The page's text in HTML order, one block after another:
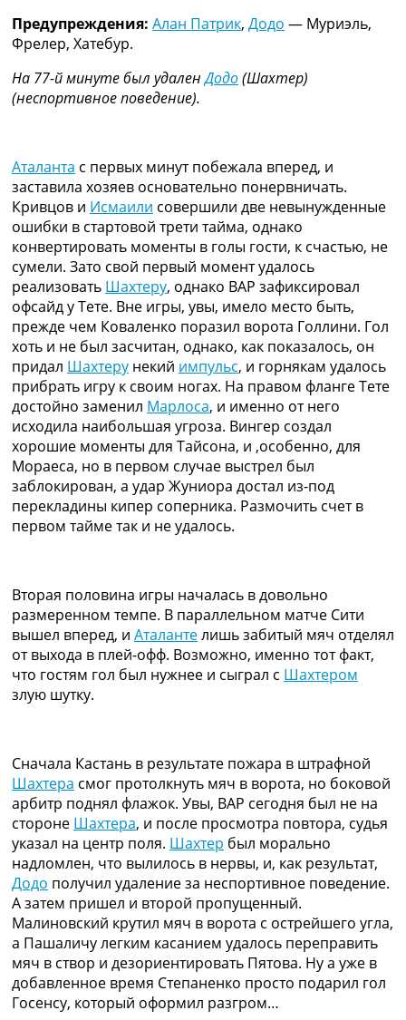
Предупреждения: Алан Патрик, Додо — Муриэль,
Фрелер, Хатебур.
На 77-й минуте был удаленДодо(Шахтер)
(неспортивное поведение).
Аталанта с первых минут побежала вперед, и
заставила хозяев основательно понервничать.
Кривцов и Исмаили совершили две невынужденные
ошибки в стартовой трети тайма, однако
конвертировать моменты в голы гости, к счастью, не
сумели. Зато свой первый момент удалось
реализовать Шахтеру, однако ВАР зафиксировал
офсайд у Тете. Вне игры, увы, имело место быть,
прежде чем Коваленко поразил ворота Голлини. Гол
хоть и не был засчитан, однако, как показалось, он
придал Шахтеру некий импульс, и горнякам удалось
прибрать игру к своим ногах. На правом фланге Тете
достойно заменил Марлоса, и именно от него
исходила наибольшая угроза. Вингер создал
хорошие моменты для Тайсона, и ,особенно, для
Мораеса, но в первом случае выстрел был
заблокирован, а удар Жуниора достал из-под
перекладины кипер соперника. Размочить счет в
первом тайме так и не удалось.
Вторая половина игры началась в довольно
размеренном темпе. В параллельном матче Сити
вышел вперед, и Аталантелишь забитый мяч отделял
от выхода в плей-офф. Возможно, именно тот факт,
что гостям гол был нужнее и сыграл с Шахтером
злую шутку.
Сначала Кастань в результате пожара в штрафной
Шахтера смог протолкнуть мяч в ворота, но боковой
арбитр поднял флажок. Увы, ВАР сегодня был не на
стороне Шахтера, и после просмотра повтора, судья
указал на центр поля. Шахтер был морально
надломлен, что вылилось в нервы, и, как результат,
Додо получил удаление за неспортивное поведение.
А затем пришел и второй пропущенный.
Малиновский крутил мяч в ворота с острейшего угла,
а Пашаличу легким касанием удалось переправить
мяч в створ и дезориентировать Пятова. Ну а уже в
добавленное время Степаненко просто подарил гол
Госенсу, который оформил разгром…